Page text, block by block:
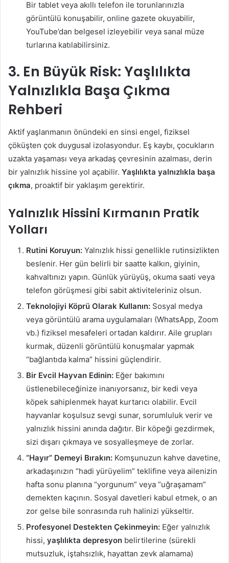
Bir tablet veya akıllı telefon ile torunlarınızla
görüntülü konuşabilir, online gazete okuyabilir,
YouTube’dan belgesel izleyebilir veya sanal müze
turlarına katılabilirsiniz.
3. En Büyük Risk: Yaşlılıkta
Yalnızlıkla Başa Çıkma
Rehberi
Aktif yaşlanmanın önündeki en sinsi engel, fiziksel
çöküşten çok duygusal izolasyondur. Eş kaybı, çocukların
uzakta yaşaması veya arkadaş çevresinin azalması, derin
bir yalnızlık hissine yol açabilir. Yaşlılıkta yalnızlıkla başa
çıkma, proaktif bir yaklaşım gerektirir.
Yalnızlık Hissini Kırmanın Pratik
Yolları
Rutini Koruyun: Yalnızlık hissi genellikle rutinsizlikten
beslenir. Her gün belirli bir saatte kalkın, giyinin,
kahvaltınızı yapın. Günlük yürüyüş, okuma saati veya
telefon görüşmesi gibi sabit aktiviteleriniz olsun.
Teknolojiyi Köprü Olarak Kullanın: Sosyal medya
veya görüntülü arama uygulamaları (WhatsApp, Zoom
vb.) fiziksel mesafeleri ortadan kaldırır. Aile grupları
kurmak, düzenli görüntülü konuşmalar yapmak
“bağlantıda kalma” hissini güçlendirir.
Bir Evcil Hayvan Edinin: Eğer bakımını
üstlenebileceğinize inanıyorsanız, bir kedi veya
köpek sahiplenmek hayat kurtarıcı olabilir. Evcil
hayvanlar koşulsuz sevgi sunar, sorumluluk verir ve
yalnızlık hissini anında dağıtır. Bir köpeği gezdirmek,
sizi dışarı çıkmaya ve sosyalleşmeye de zorlar.
“Hayır” Demeyi Bırakın: Komşunuzun kahve davetine,
arkadaşınızın “hadi yürüyelim” teklifine veya ailenizin
hafta sonu planına “yorgunum” veya “uğraşamam”
demekten kaçının. Sosyal davetleri kabul etmek, o an
zor gelse bile sonrasında ruh halinizi yükseltir.
Profesyonel Destekten Çekinmeyin: Eğer yalnızlık
hissi, yaşlılıkta depresyon belirtilerine (sürekli
mutsuzluk, iştahsızlık, hayattan zevk alamama)